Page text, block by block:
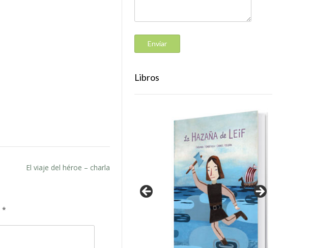
El viaje del héroe – charla
*
Libros